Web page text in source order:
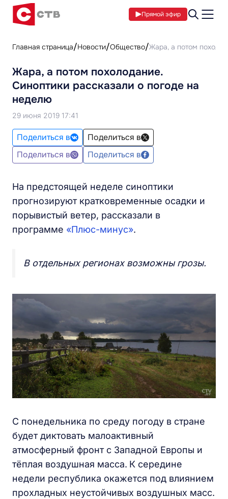
Прямой эфир
Главная страница Новости Общество Жара, а потом
Жара, а потом похолодание.
Синоптики рассказали о погоде на
неделю
29 июня 2019 17:41
Поделиться в
Поделиться в
Поделиться в
Поделиться в
На предстоящей неделе синоптики
прогнозируют кратковременные осадки и
порывистый ветер, рассказали в
программе «Плюс-минус».
В отдельных регионах возможны грозы.
С понедельника по среду погоду в стране
будет диктовать малоактивный
атмосферный фронт с Западной Европы и
тёплая воздушная масса. К середине
недели республика окажется под влиянием
прохладных неустойчивых воздушных масс.